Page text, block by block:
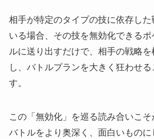
相手が特定のタイプの技に依存した
いる場合、その技を無効化できるポ
ルに送り出すだけで、相手の戦略
し、バトルプランを大きく狂わせる
す。
この「無効化」を巡る読み合いこ
バトルをより奥深く、面白いもの